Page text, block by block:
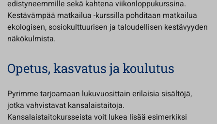
edistyneemmille sekä kahtena viikonloppukurssina.
Kestävämpää matkailua -kurssilla pohditaan matkailua
ekologisen, sosiokulttuurisen ja taloudellisen kestävyyden
näkökulmista.
Opetus, kasvatus ja koulutus
Pyrimme tarjoamaan lukuvuosittain erilaisia sisältöjä,
jotka vahvistavat kansalaistaitoja.
Kansalaistaitokursseista voit lukea lisää esimerkiksi